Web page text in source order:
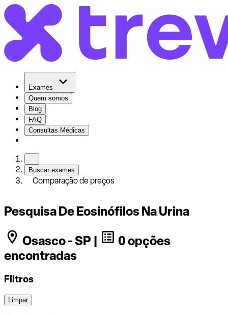
Exames
Quem somos
Blog
FAQ
Consultas Médicas
Buscar exames
Comparação de preços
Pesquisa De Eosinófilos Na Urina
Osasco - SP |
0 opções
encontradas
Filtros
Limpar